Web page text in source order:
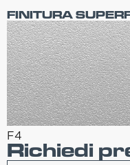
FINITURA
F4
Richiedi